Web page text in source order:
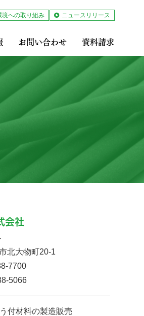
お問い合わせ 資料請求
境への取り組み ニュースリリース
会社
北大物町20-1
7700
5066
付材料の製造販売